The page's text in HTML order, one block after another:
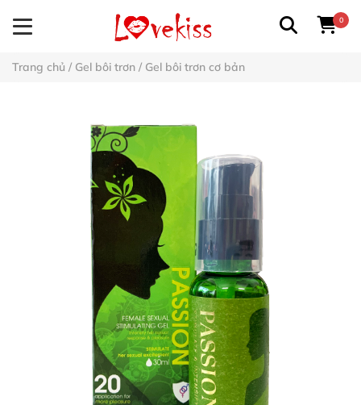
0
Trang chủ / Gel bôi trơn / Gel bôi trơn cơ bản